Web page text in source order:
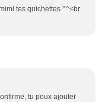
tes quichettes ^^<br
tu peux ajouter